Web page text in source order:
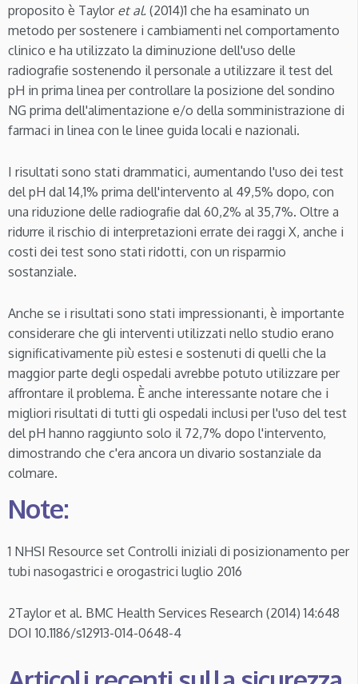
proposito è Taylor et al. (2014)1 che ha esaminato un
metodo per sostenere i cambiamenti nel comportamento
clinico e ha utilizzato la diminuzione dell'uso delle
radiografie sostenendo il personale a utilizzare il test del
pH in prima linea per controllare la posizione del sondino
NG prima dell'alimentazione e/o della somministrazione di
farmaci in linea con le linee guida locali e nazionali.
I risultati sono stati drammatici, aumentando l'uso dei test
del pH dal 14,1% prima dell'intervento al 49,5% dopo, con
una riduzione delle radiografie dal 60,2% al 35,7%. Oltre a
ridurre il rischio di interpretazioni errate dei raggi X, anche i
costi dei test sono stati ridotti, con un risparmio
sostanziale.
Anche se i risultati sono stati impressionanti, è importante
considerare che gli interventi utilizzati nello studio erano
significativamente più estesi e sostenuti di quelli che la
maggior parte degli ospedali avrebbe potuto utilizzare per
affrontare il problema. È anche interessante notare che i
migliori risultati di tutti gli ospedali inclusi per l'uso del test
del pH hanno raggiunto solo il 72,7% dopo l'intervento,
dimostrando che c'era ancora un divario sostanziale da
colmare.
Note:
1 NHSI Resource set Controlli iniziali di posizionamento per
tubi nasogastrici e orogastrici luglio 2016
2Taylor et al. BMC Health Services Research (2014) 14:648
DOI 10.1186/s12913-014-0648-4